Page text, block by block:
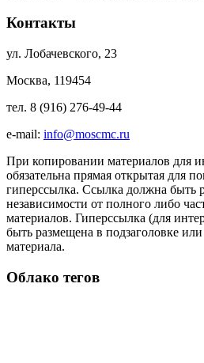
Контакты
ул. Лобачевского, 23
Москва, 119454
тел. 8 (916) 276-49-44
e-mail: info@moscmc.ru
При копировании материалов для
обязательна прямая открытая для
гиперссылка. Ссылка должна быть
независимости от полного либо
материалов. Гиперссылка (для
быть размещена в подзаголовке
материала.
Облако тегов